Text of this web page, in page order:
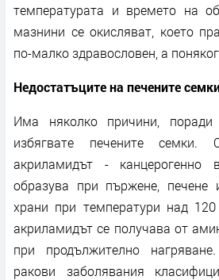
температурата и времето на
мазнини се окисляват, което
по-малко здравословен, а
Недостатъците на печените
Има няколко причини,
избягвате печените семки.
акриламидът - канцерогенно
образува при пържене,
храни при температури над
акриламидът се получава от
при продължително
ракови заболявания